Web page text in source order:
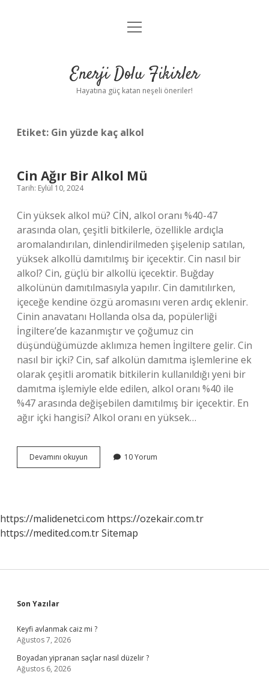
Anasayfa
Yasal Uyarı
menüyü
Enerji Dolu Fikirler
Hayatına güç katan neşeli öneriler!
Etiket: Gin yüzde kaç alkol
Cin Ağır Bir Alkol Mü
Tarih: Eylül 10, 2024
Cin yüksek alkol mü? CİN, alkol oranı %40-47
arasında olan, çeşitli bitkilerle, özellikle ardıçla
aromalandırılan, dinlendirilmeden şişelenip satılan,
yüksek alkollü damıtılmış bir içecektir. Cin nasıl bir
alkol? Cin, güçlü bir alkollü içecektir. Buğday
alkolünün damıtılmasıyla yapılır. Cin damıtılırken,
içeceğe kendine özgü aromasını veren ardıç eklenir.
Cinin anavatanı Hollanda olsa da, popülerliği
İngiltere’de kazanmıştır ve çoğumuz cin
düşündüğümüzde aklımıza hemen İngiltere gelir. Cin
nasıl bir içki? Cin, saf alkolün damıtma işlemlerine ek
olarak çeşitli aromatik bitkilerin kullanıldığı yeni bir
damıtma işlemiyle elde edilen, alkol oranı %40 ile
%47 arasında değişebilen damıtılmış bir içecektir. En
ağır içki hangisi? Alkol oranı en yüksek…
Devamını okuyun
Ağır
10 Yorum
https://malidenetci.com https://ozekair.com.tr
https://medited.com.trSitemap
Sidebar
Son Yazılar
Keyfi avlanmak caiz mi ?
Ağustos 7, 2026
Boyadan yipranan saçlar nasıl düzelir ?
Ağustos 6, 2026